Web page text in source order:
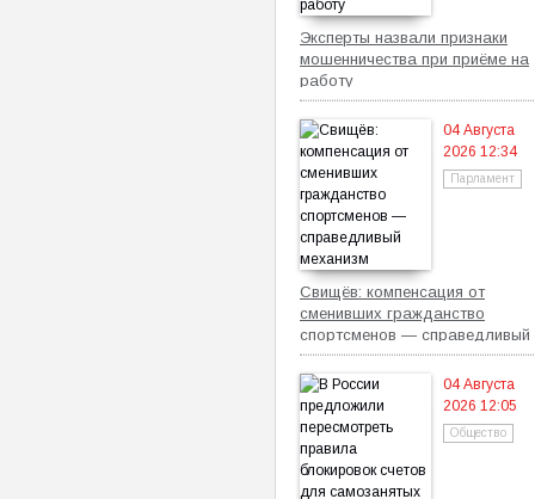
Эксперты назвали признаки
мошенничества при приёме на
работу
04 Августа
2026 12:34
Парламент
Свищёв: компенсация от
сменивших гражданство
спортсменов — справедливый
механизм
04 Августа
2026 12:05
Общество